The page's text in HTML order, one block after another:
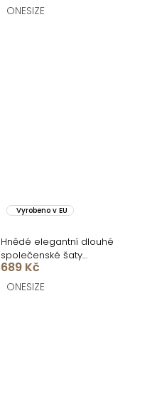
ONESIZE
Vyrobeno v EU
Hnědé elegantní dlouhé
společenské šaty
FUREVO
689 Kč
ONESIZE